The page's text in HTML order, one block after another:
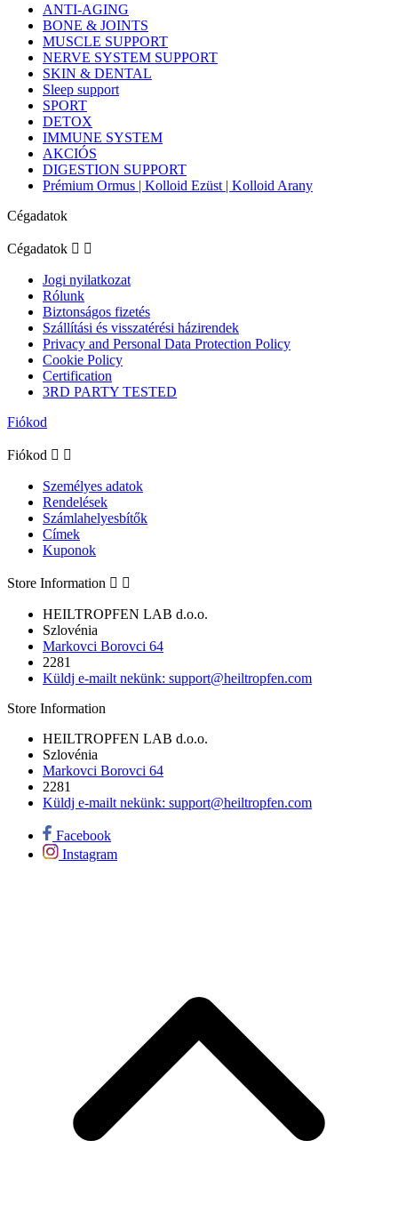
ANTI-AGING
BONE & JOINTS
MUSCLE SUPPORT
NERVE SYSTEM SUPPORT
SKIN & DENTAL
Sleep support
SPORT
DETOX
IMMUNE SYSTEM
AKCIÓS
DIGESTION SUPPORT
Prémium Ormus | Kolloid Ezüst | Kolloid Arany
Cégadatok
Cégadatok  
Jogi nyilatkozat
Rólunk
Biztonságos fizetés
Szállítási és visszatérési házirendek
Privacy and Personal Data Protection Policy
Cookie Policy
Certification
3RD PARTY TESTED
Fiókod
Fiókod  
Személyes adatok
Rendelések
Számlahelyesbítők
Címek
Kuponok
Store Information  
HEILTROPFEN LAB d.o.o.
Szlovénia
Markovci Borovci 64
2281
Küldj e-mailt nekünk: support@heiltropfen.com
Store Information
HEILTROPFEN LAB d.o.o.
Szlovénia
Markovci Borovci 64
2281
Küldj e-mailt nekünk: support@heiltropfen.com
Facebook
Instagram